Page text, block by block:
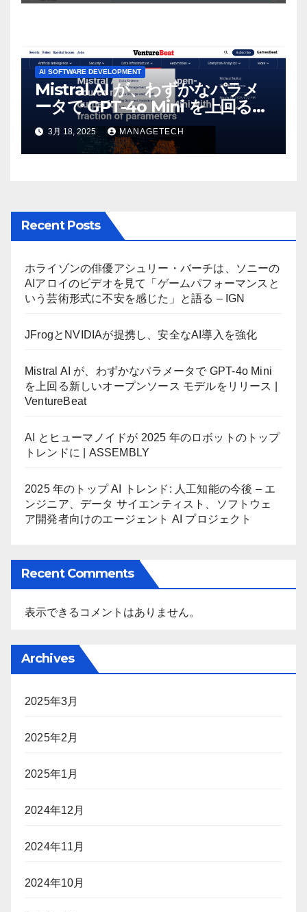
AI SOFTWARE DEVELOPMENT
Mistral AI が、わずかなパラメ
ータで GPT-4o Mini を上回る新
しいオープンソース モデルをリ
リース | VentureBeat
3月 18, 2025 MANAGETECH
Recent Posts
ホライゾンの俳優アシュリー・バーチは、ソニーの
AIアロイのビデオを見て「ゲームパフォーマンスと
いう芸術形式に不安を感じた」と語る – IGN
JFrogとNVIDIAが提携し、安全なAI導入を強化
Mistral AI が、わずかなパラメータで GPT-4o Mini
を上回る新しいオープンソース モデルをリリース |
VentureBeat
AI とヒューマノイドが 2025 年のロボットのトップ
トレンドに | ASSEMBLY
2025 年のトップ AI トレンド: 人工知能の今後 – エ
ンジニア、データ サイエンティスト、ソフトウェ
ア開発者向けのエージェント AI プロジェクト
Recent Comments
表示できるコメントはありません。
Archives
2025年3月
2025年2月
2025年1月
2024年12月
2024年11月
2024年10月